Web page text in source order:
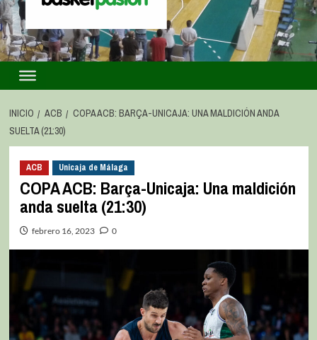
INICIO ACB
COPA ACB: BARÇA-UNICAJA: UNA MALDICIÓN ANDA
SUELTA (21:30)
ACB Unicaja de Málaga
COPA ACB: Barça-Unicaja: Una maldición
anda suelta (21:30)
febrero 16, 2023 0